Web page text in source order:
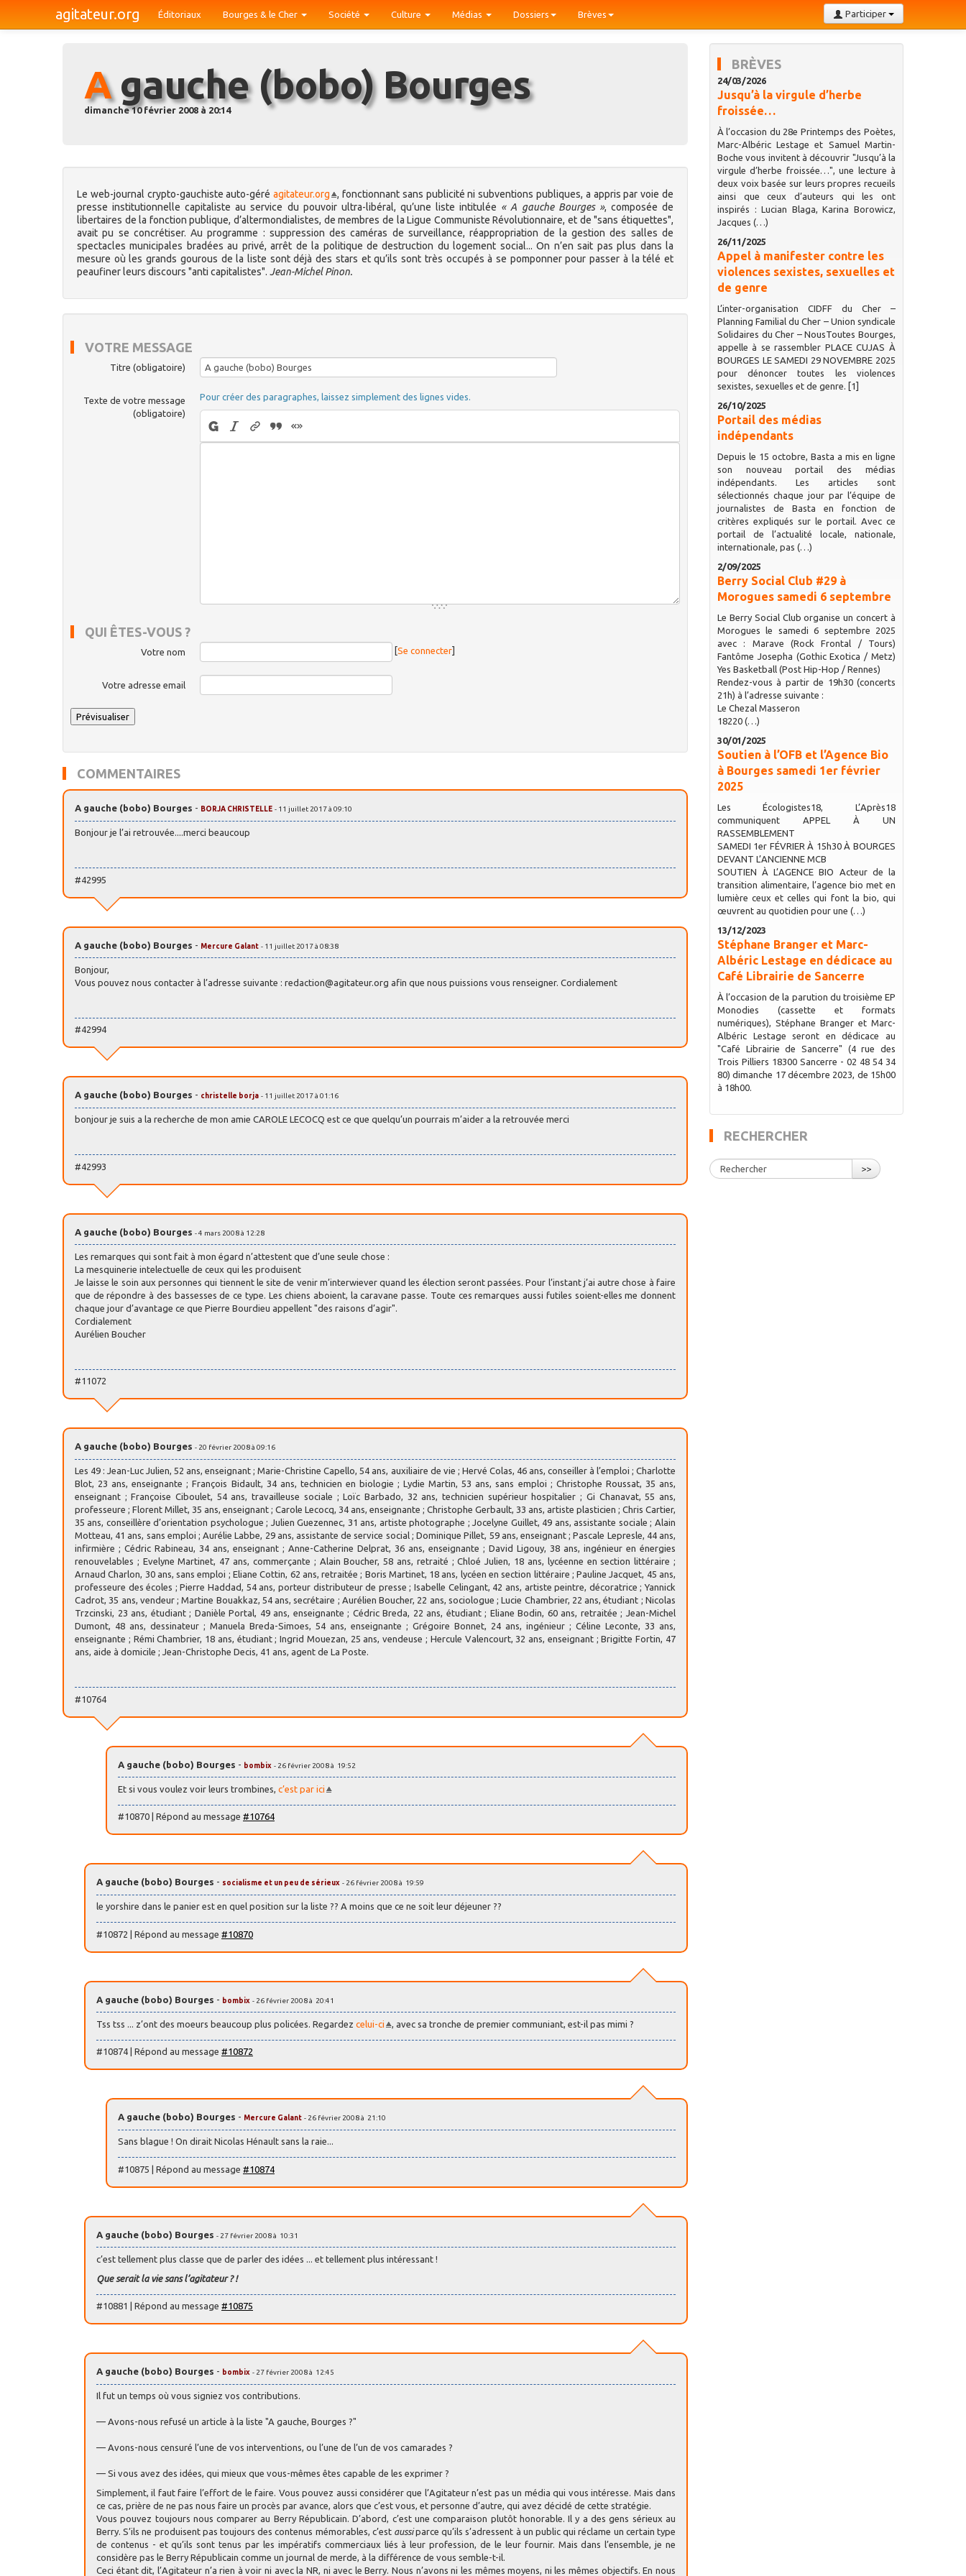
agitateur.org Participer
Éditoriaux Bourges & le Cher Société Culture Médias Dossiers Brèves
A gauche (bobo) Bourges
dimanche 10 février 2008 à 20:14
Le web-journal crypto-gauchiste auto-géréagitateur.org
, fonctionnant sans publicité ni subventions publiques, a appris par voie de
presse institutionnelle capitaliste au service du pouvoir ultra-libéral, qu’une liste intitulée « A gauche Bourges », composée de
libertaires de la fonction publique, d’altermondialistes, de membres de la Ligue Communiste Révolutionnaire, et de "sans étiquettes",
avait pu se concrétiser. Au programme : suppression des caméras de surveillance, réappropriation de la gestion des salles de
spectacles municipales bradées au privé, arrêt de la politique de destruction du logement social... On n’en sait pas plus dans la
mesure où les grands gourous de la liste sont déjà des stars et qu’ils sont très occupés à se pomponner pour passer à la télé et
peaufiner leurs discours "anti capitalistes". Jean-Michel Pinon.
VOTRE MESSAGE
Titre (obligatoire)
Texte de votre message
(obligatoire)
Pour créer des paragraphes, laissez simplement des lignes vides.
QUI ÊTES-VOUS ?
Votre nom [Se connecter]
Votre adresse email
COMMENTAIRES
A gauche (bobo) Bourges - BORJA CHRISTELLE - 11 juillet 2017 à 09:10
Bonjour je l’ai retrouvée....merci beaucoup
#42995
A gauche (bobo) Bourges - Mercure Galant - 11 juillet 2017 à 08:38
Bonjour,
Vous pouvez nous contacter à l’adresse suivante : redaction@agitateur.org afin que nous puissions vous renseigner. Cordialement
#42994
A gauche (bobo) Bourges - christelle borja - 11 juillet 2017 à 01:16
bonjour je suis a la recherche de mon amie CAROLE LECOCQ est ce que quelqu’un pourrais m’aider a la retrouvée merci
#42993
A gauche (bobo) Bourges - 4 mars 2008 à 12:28
Les remarques qui sont fait à mon égard n’attestent que d’une seule chose :
La mesquinerie intelectuelle de ceux qui les produisent
Je laisse le soin aux personnes qui tiennent le site de venir m’interwiever quand les élection seront passées. Pour l’instant j’ai autre chose à faire
que de répondre à des bassesses de ce type. Les chiens aboient, la caravane passe. Toute ces remarques aussi futiles soient-elles me donnent
chaque jour d’avantage ce que Pierre Bourdieu appellent "des raisons d’agir".
Cordialement
Aurélien Boucher
#11072
A gauche (bobo) Bourges - 20 février 2008 à 09:16
Les 49 : Jean-Luc Julien, 52 ans, enseignant ; Marie-Christine Capello, 54 ans, auxiliaire de vie ; Hervé Colas, 46 ans, conseiller à l’emploi ; Charlotte
Blot, 23 ans, enseignante ; François Bidault, 34 ans, technicien en biologie ; Lydie Martin, 53 ans, sans emploi ; Christophe Roussat, 35 ans,
enseignant ; Françoise Ciboulet, 54 ans, travailleuse sociale ; Loïc Barbado, 32 ans, technicien supérieur hospitalier ; Gi Chanavat, 55 ans,
professeure ; Florent Millet, 35 ans, enseignant ; Carole Lecocq, 34 ans, enseignante ; Christophe Gerbault, 33 ans, artiste plasticien ; Chris Cartier,
35 ans, conseillère d’orientation psychologue ; Julien Guezennec, 31 ans, artiste photographe ; Jocelyne Guillet, 49 ans, assistante sociale ; Alain
Motteau, 41 ans, sans emploi ; Aurélie Labbe, 29 ans, assistante de service social ; Dominique Pillet, 59 ans, enseignant ; Pascale Lepresle, 44 ans,
infirmière ; Cédric Rabineau, 34 ans, enseignant ; Anne-Catherine Delprat, 36 ans, enseignante ; David Ligouy, 38 ans, ingénieur en énergies
renouvelables ; Evelyne Martinet, 47 ans, commerçante ; Alain Boucher, 58 ans, retraité ; Chloé Julien, 18 ans, lycéenne en section littéraire ;
Arnaud Charlon, 30 ans, sans emploi ; Eliane Cottin, 62 ans, retraitée ; Boris Martinet, 18 ans, lycéen en section littéraire ; Pauline Jacquet, 45 ans,
professeure des écoles ; Pierre Haddad, 54 ans, porteur distributeur de presse ; Isabelle Celingant, 42 ans, artiste peintre, décoratrice ; Yannick
Cadrot, 35 ans, vendeur ; Martine Bouakkaz, 54 ans, secrétaire ; Aurélien Boucher, 22 ans, sociologue ; Lucie Chambrier, 22 ans, étudiant ; Nicolas
Trzcinski, 23 ans, étudiant ; Danièle Portal, 49 ans, enseignante ; Cédric Breda, 22 ans, étudiant ; Eliane Bodin, 60 ans, retraitée ; Jean-Michel
Dumont, 48 ans, dessinateur ; Manuela Breda-Simoes, 54 ans, enseignante ; Grégoire Bonnet, 24 ans, ingénieur ; Céline Leconte, 33 ans,
enseignante ; Rémi Chambrier, 18 ans, étudiant ; Ingrid Mouezan, 25 ans, vendeuse ; Hercule Valencourt, 32 ans, enseignant ; Brigitte Fortin, 47
ans, aide à domicile ; Jean-Christophe Decis, 41 ans, agent de La Poste.
#10764
A gauche (bobo) Bourges - bombix - 26 février 2008 à 19:52
Et si vous voulez voir leurs trombines, c’est par ici
#10870 | Répond au message #10764
A gauche (bobo) Bourges - socialisme et un peu de sérieux - 26 février 2008 à 19:59
le yorshire dans le panier est en quel position sur la liste ?? A moins que ce ne soit leur déjeuner ??
#10872 | Répond au message #10870
A gauche (bobo) Bourges - bombix - 26 février 2008 à 20:41
Tss tss ... z’ont des moeurs beaucoup plus policées. Regardez celui-ci , avec sa tronche de premier communiant, est-il pas mimi ?
#10874 | Répond au message #10872
A gauche (bobo) Bourges - Mercure Galant - 26 février 2008 à 21:10
Sans blague ! On dirait Nicolas Hénault sans la raie...
#10875 | Répond au message #10874
A gauche (bobo) Bourges - 27 février 2008 à 10:31
c’est tellement plus classe que de parler des idées ... et tellement plus intéressant !
Que serait la vie sans l’agitateur ? !
#10881 | Répond au message #10875
A gauche (bobo) Bourges - bombix - 27 février 2008 à 12:45
Il fut un temps où vous signiez vos contributions.
— Avons-nous refusé un article à la liste "A gauche, Bourges ?"
— Avons-nous censuré l’une de vos interventions, ou l’une de l’un de vos camarades ?
— Si vous avez des idées, qui mieux que vous-mêmes êtes capable de les exprimer ?
Simplement, il faut faire l’effort de le faire. Vous pouvez aussi considérer que l’Agitateur n’est pas un média qui vous intéresse. Mais dans
ce cas, prière de ne pas nous faire un procès par avance, alors que c’est vous, et personne d’autre, qui avez décidé de cette stratégie.
Vous pouvez toujours nous comparer au Berry Républicain. D’abord, c’est une comparaison plutôt honorable. Il y a des gens sérieux au
Berry. S’ils ne produisent pas toujours des contenus mémorables, c’est aussiparce qu’ils s’adressent à un public qui réclame un certain type
de contenus - et qu’ils sont tenus par les impératifs commerciaux liés à leur profession, de le leur fournir. Mais dans l’ensemble, je ne
considère pas le Berry Républicain comme un journal de merde, à la différence de vous semble-t-il.
Ceci étant dit, l’Agitateur n’a rien à voir ni avec la NR, ni avec le Berry. Nous n’avons ni les mêmes moyens, ni les mêmes objectifs. En nous
BRÈVES
24/03/2026
Jusqu’à la virgule d’herbe
froissée…
À l’occasion du 28e Printemps des Poètes,
Marc-Albéric Lestage et Samuel Martin-
Boche vous invitent à découvrir "Jusqu’à la
virgule d’herbe froissée…", une lecture à
deux voix basée sur leurs propres recueils
ainsi que ceux d’auteurs qui les ont
inspirés : Lucian Blaga, Karina Borowicz,
Jacques (…)
26/11/2025
Appel à manifester contre les
violences sexistes, sexuelles et
de genre
L’inter-organisation CIDFF du Cher –
Planning Familial du Cher – Union syndicale
Solidaires du Cher – NousToutes Bourges,
appelle à se rassembler PLACE CUJAS À
BOURGES LE SAMEDI 29 NOVEMBRE 2025
pour dénoncer toutes les violences
sexistes, sexuelles et de genre. [1]
26/10/2025
Portail des médias
indépendants
Depuis le 15 octobre, Basta a mis en ligne
son nouveau portail des médias
indépendants. Les articles sont
sélectionnés chaque jour par l’équipe de
journalistes de Basta en fonction de
critères expliqués sur le portail. Avec ce
portail de l’actualité locale, nationale,
internationale, pas (…)
2/09/2025
Berry Social Club #29 à
Morogues samedi 6 septembre
Le Berry Social Club organise un concert à
Morogues le samedi 6 septembre 2025
avec : Marave (Rock Frontal / Tours)
Fantôme Josepha (Gothic Exotica / Metz)
Yes Basketball (Post Hip-Hop / Rennes)
Rendez-vous à partir de 19h30 (concerts
21h) à l’adresse suivante :
Le Chezal Masseron
18220 (…)
30/01/2025
Soutien à l’OFB et l’Agence Bio
à Bourges samedi 1er février
2025
Les Écologistes18, L’Après18
communiquent APPEL À UN
RASSEMBLEMENT
SAMEDI 1er FÉVRIER À 15h30 À BOURGES
DEVANT L’ANCIENNE MCB
SOUTIEN À L’AGENCE BIO Acteur de la
transition alimentaire, l’agence bio met en
lumière ceux et celles qui font la bio, qui
œuvrent au quotidien pour une (…)
13/12/2023
Stéphane Branger et Marc-
Albéric Lestage en dédicace au
Café Librairie de Sancerre
À l’occasion de la parution du troisième EP
Monodies (cassette et formats
numériques), Stéphane Branger et Marc-
Albéric Lestage seront en dédicace au
"Café Librairie de Sancerre" (4 rue des
Trois Pilliers 18300 Sancerre - 02 48 54 34
80) dimanche 17 décembre 2023, de 15h00
à 18h00.
RECHERCHER
>>